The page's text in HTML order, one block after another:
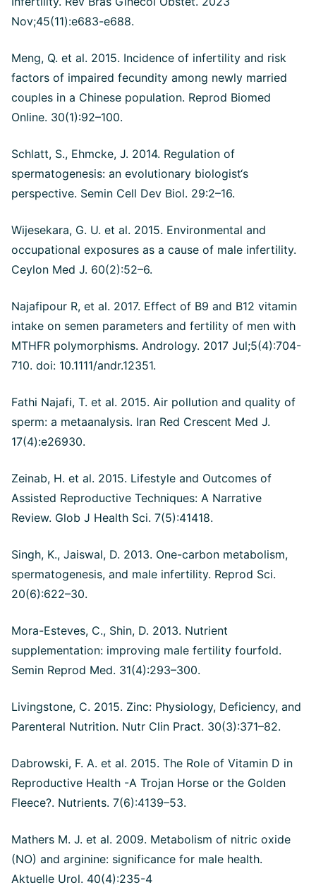
Nov;45(11):e683-e688.
Meng, Q. et al. 2015. Incidence of infertility and risk
factors of impaired fecundity among newly married
couples in a Chinese population. Reprod Biomed
Online. 30(1):92–100.
Schlatt, S., Ehmcke, J. 2014. Regulation of
spermatogenesis: an evolutionary biologist‘s
perspective. Semin Cell Dev Biol. 29:2–16.
Wijesekara, G. U. et al. 2015. Environmental and
occupational exposures as a cause of male infertility.
Ceylon Med J. 60(2):52–6.
Najafipour R, et al. 2017. Effect of B9 and B12 vitamin
intake on semen parameters and fertility of men with
MTHFR polymorphisms. Andrology. 2017 Jul;5(4):704-
710. doi: 10.1111/andr.12351.
Fathi Najafi, T. et al. 2015. Air pollution and quality of
sperm: a metaanalysis. Iran Red Crescent Med J.
17(4):e26930.
Zeinab, H. et al. 2015. Lifestyle and Outcomes of
Assisted Reproductive Techniques: A Narrative
Review. Glob J Health Sci. 7(5):41418.
Singh, K., Jaiswal, D. 2013. One-carbon metabolism,
spermatogenesis, and male infertility. Reprod Sci.
20(6):622–30.
Mora-Esteves, C., Shin, D. 2013. Nutrient
supplementation: improving male fertility fourfold.
Semin Reprod Med. 31(4):293–300.
Livingstone, C. 2015. Zinc: Physiology, Deficiency, and
Parenteral Nutrition. Nutr Clin Pract. 30(3):371–82.
Dabrowski, F. A. et al. 2015. The Role of Vitamin D in
Reproductive Health -A Trojan Horse or the Golden
Fleece?. Nutrients. 7(6):4139–53.
Mathers M. J. et al. 2009. Metabolism of nitric oxide
(NO) and arginine: significance for male health.
Aktuelle Urol. 40(4):235-4